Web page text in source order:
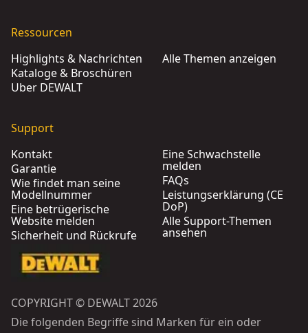
Ressourcen
Highlights & Nachrichten
Kataloge & Broschüren
Über DEWALT
Alle Themen anzeigen
Support
Kontakt
Garantie
Wie findet man seine
Modellnummer
Eine betrügerische
Website melden
Sicherheit und Rückrufe
Eine Schwachstelle
melden
FAQs
Leistungserklärung (CE
DoP)
Alle Support-Themen
ansehen
COPYRIGHT © DEWALT 2026
Die folgenden Begriffe sind Marken für ein oder